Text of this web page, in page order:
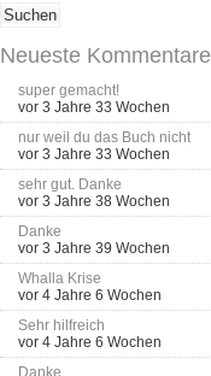
Neueste Kommentare
super gemacht!
vor 3 Jahre 33 Wochen
nur weil du das Buch nicht
vor 3 Jahre 33 Wochen
sehr gut. Danke
vor 3 Jahre 38 Wochen
Danke
vor 3 Jahre 39 Wochen
Whalla Krise
vor 4 Jahre 6 Wochen
Sehr hilfreich
vor 4 Jahre 6 Wochen
Danke